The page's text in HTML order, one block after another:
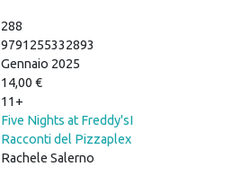
288
9791255332893
Gennaio 2025
14,00 €
11+
Five Nights at Freddy'sI
Racconti del Pizzaplex
Rachele Salerno